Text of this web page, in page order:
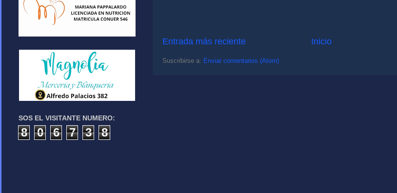
Entrada más reciente Inicio
Suscribirse a: Enviar comentarios (Atom)
SOS EL VISITANTE NUMERO:
8 0 6 7 3 8